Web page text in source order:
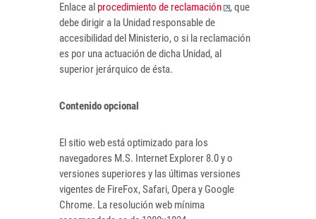
Enlace al procedimiento de reclamación
, que
debe dirigir a la Unidad responsable de
accesibilidad del Ministerio, o si la reclamación
es por una actuación de dicha Unidad, al
superior jerárquico de ésta.
Contenido opcional
El sitio web está optimizado para los
navegadores M.S. Internet Explorer 8.0 y o
versiones superiores y las últimas versiones
vigentes de FireFox, Safari, Opera y Google
Chrome. La resolución web mínima